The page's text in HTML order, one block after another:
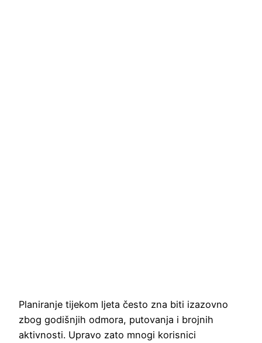
Planiranje tijekom ljeta često zna biti izazovno
zbog godišnjih odmora, putovanja i brojnih
aktivnosti. Upravo zato mnogi korisnici